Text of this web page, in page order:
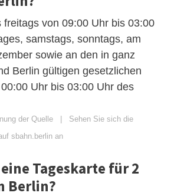
freitags von 09:00 Uhr bis 03:00
samstags, sonntags, am
sowie an den in ganz
Berlin gültigen gesetzlichen
Uhr bis 03:00 Uhr des
der Quelle | Sehen Sie sich die
sbahn.berlin an
Tageskarte für 2
Berlin?